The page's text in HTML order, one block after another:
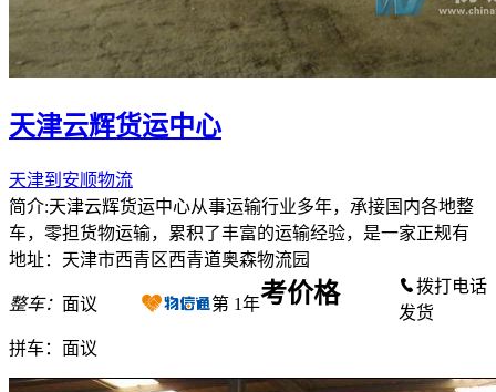
天津云辉货运中心
天津到安顺物流
简介:天津云辉货运中心从事运输行业多年，承接国内各地整
车，零担货物运输，累积了丰富的运输经验，是一家正规有
地址：天津市西青区西青道奥森物流园
整车： 面议
拼车： 面议
第 1年
拨打电话
发货
考价格